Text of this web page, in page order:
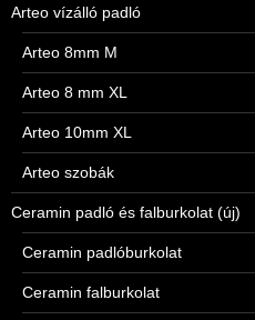
Arteo vízálló padló
Arteo 8mm M
Arteo 8 mm XL
Arteo 10mm XL
Arteo szobák
Ceramin padló és falburkolat (új)
Ceramin padlóburkolat
Ceramin falburkolat